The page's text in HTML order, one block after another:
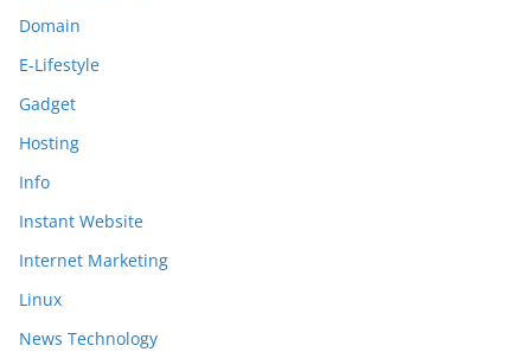
Domain
E-Lifestyle
Gadget
Hosting
Info
Instant Website
Internet Marketing
Linux
News Technology